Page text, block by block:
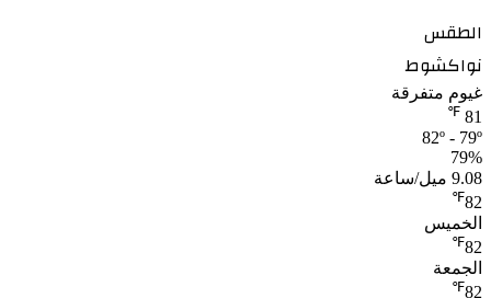
الطقس
نواكشوط
غيوم متفرقة
81
℉
82º - 79º
79%
9.08 ميل/ساعة
82
℉
الخميس
82
℉
الجمعة
82
℉